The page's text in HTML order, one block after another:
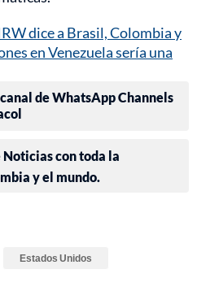
dice a Brasil, Colombia y
en Venezuela sería una
de WhatsApp Channels
con toda la
y el mundo.
Estados Unidos